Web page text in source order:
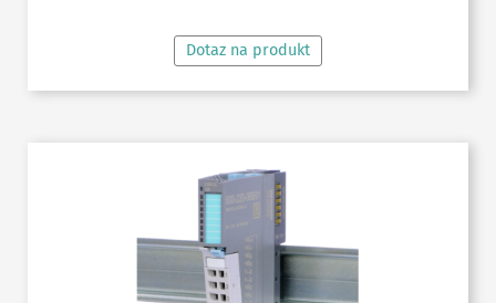
Dotaz na produkt